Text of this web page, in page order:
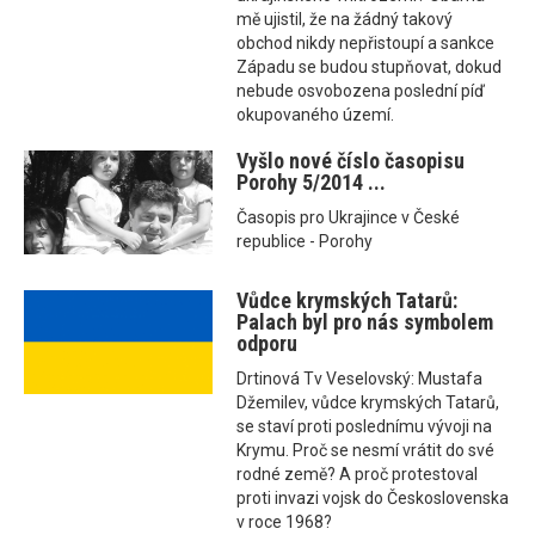
mě ujistil, že na žádný takový
obchod nikdy nepřistoupí a sankce
Západu se budou stupňovat, dokud
nebude osvobozena poslední píď
okupovaného území.
Vyšlo nové číslo časopisu
Porohy 5/2014 ...
Časopis pro Ukrajince v České
republice - Porohy
Vůdce krymských Tatarů:
Palach byl pro nás symbolem
odporu
Drtinová Tv Veselovský: Mustafa
Džemilev, vůdce krymských Tatarů,
se staví proti poslednímu vývoji na
Krymu. Proč se nesmí vrátit do své
rodné země? A proč protestoval
proti invazi vojsk do Československa
v roce 1968?